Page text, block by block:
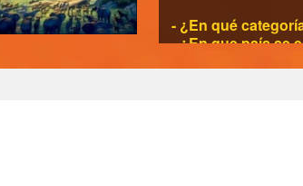
- ¿En qué
- ¿En que país se
- ¿En que año se